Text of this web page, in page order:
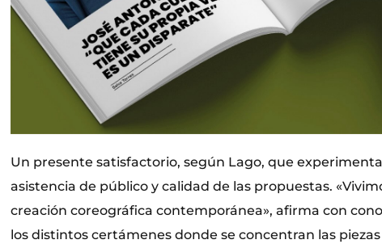
Un presente satisfactorio, según Lago, que
asistencia de público y calidad de las propuestas.
creación coreográfica contemporánea», afirma con
los distintos certámenes donde se concentran las